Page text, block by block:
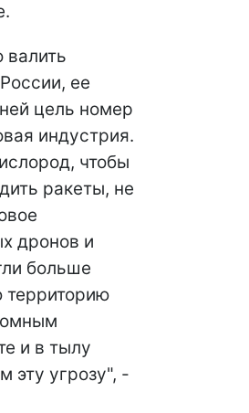
ее
цель номер
индустрия.
чтобы
ракеты, не
дронов и
больше
территорию
и в тылу
эту угрозу", -